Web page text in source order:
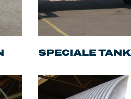
SPECIALE TANK